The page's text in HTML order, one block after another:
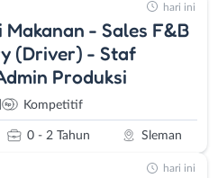
- Sales F&B
(Driver) - Staf
Produksi
Kompetitif
0 - 2 Tahun Sleman
hari ini
hari ini